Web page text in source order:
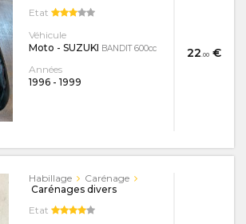
22.00 €
Etat
Véhicule
Moto - SUZUKI BANDIT 600cc
Années
1996 - 1999
Habillage
Carénage
Carénages divers
Etat